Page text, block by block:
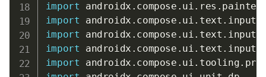
import androidx . compose . ui. res .
import androidx . compose . ui. text . input
import androidx . compose . ui. text . input
import androidx . compose . ui. text . input
import androidx . compose . ui. tooling.